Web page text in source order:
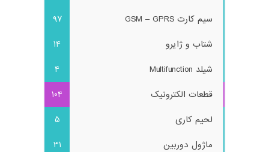
سیم کارت GSM – GPRS
97
شتاب و ژایرو
14
شیلد Multifunction
4
قطعات الکترونیک
104
لحیم کاری
5
ماژول دوربین
31